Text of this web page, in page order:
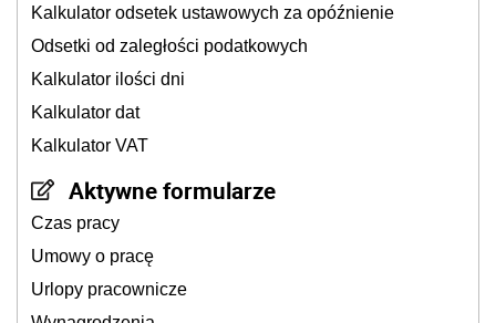
Kalkulator odsetek ustawowych za opóźnienie
Odsetki od zaległości podatkowych
Kalkulator ilości dni
Kalkulator dat
Kalkulator VAT
Aktywne formularze
Czas pracy
Umowy o pracę
Urlopy pracownicze